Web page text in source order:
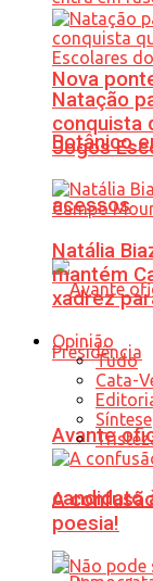
Nova
Botânico
acessos
Avante
candidato
Natação
conquista
Jogos
Natália
mantém
xadrez
Opinião
Tudo
Cata-
Síntese
A
poesia!